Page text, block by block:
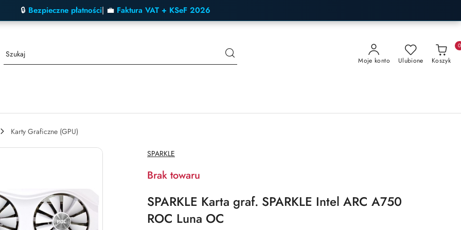
🔒 Bezpieczne płatności| 💼 Faktura VAT + KSeF 2026
Moje konto Ulubione Koszyk
0
Karty Graficzne (GPU)
NAZWA
PRODUCENTA:
SPARKLE
Brak towaru
SPARKLE Karta graf. SPARKLE Intel ARC A750
ROC Luna OC